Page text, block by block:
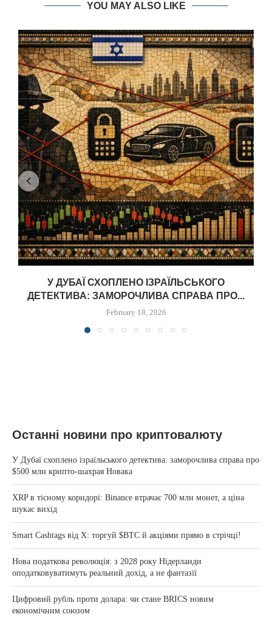
YOU MAY ALSO LIKE
У ДУБАЇ СХОПЛЕНО ІЗРАЇЛЬСЬКОГО
ДЕТЕКТИВА: ЗАМОРОЧЛИВА СПРАВА ПРО...
February 18, 2026
Останні новини про криптовалюту
У Дубаї схоплено ізраїльського детектива: заморочлива справа про
$500 млн крипто-шахрая Новака
XRP в тісному коридорі: Binance втрачає 700 млн монет, а ціна
шукає вихід
Smart Cashtags від X: торгуй $BTC й акціями прямо в стрічці!
Нова податкова революція: з 2028 року Нідерланди
оподатковуватимуть реальний дохід, а не фантазії
Цифровий рубль проти долара: чи стане BRICS новим
економічним союзом